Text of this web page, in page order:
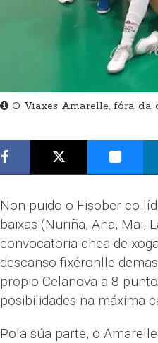
O Viaxes Amarelle, fóra da
Non puido o Fisober co
baixas (Nuriña, Ana, Mai,
convocatoria chea de
descanso fixéronlle
propio Celanova a 8
posibilidades na máxima
Pola súa parte, o